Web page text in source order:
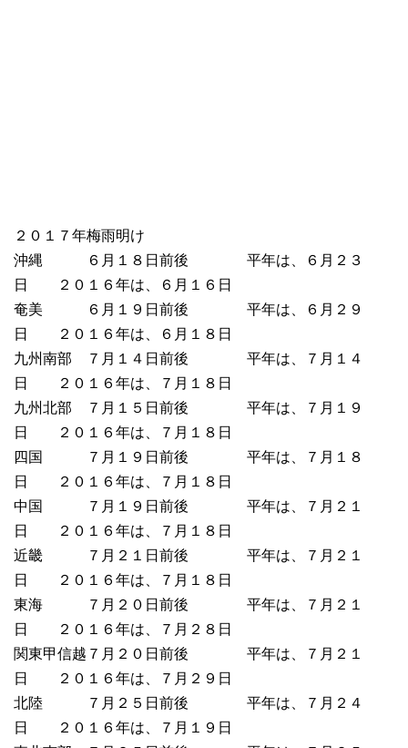
２０１７年梅雨明け
沖縄 ６月１８日前後 平年は、６月２３
日 ２０１６年は、６月１６日
奄美 ６月１９日前後 平年は、６月２９
日 ２０１６年は、６月１８日
九州南部 ７月１４日前後 平年は、７月１４
日 ２０１６年は、７月１８日
九州北部 ７月１５日前後 平年は、７月１９
日 ２０１６年は、７月１８日
四国 ７月１９日前後 平年は、７月１８
日 ２０１６年は、７月１８日
中国 ７月１９日前後 平年は、７月２１
日 ２０１６年は、７月１８日
近畿 ７月２１日前後 平年は、７月２１
日 ２０１６年は、７月１８日
東海 ７月２０日前後 平年は、７月２１
日 ２０１６年は、７月２８日
関東甲信越７月２０日前後 平年は、７月２１
日 ２０１６年は、７月２９日
北陸 ７月２５日前後 平年は、７月２４
日 ２０１６年は、７月１９日